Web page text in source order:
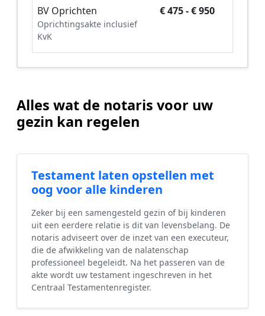
BV Oprichten
Oprichtingsakte inclusief
KvK
€ 475 - € 950
Alles wat de notaris voor uw
gezin kan regelen
Testament laten opstellen met
oog voor alle kinderen
Zeker bij een samengesteld gezin of bij kinderen
uit een eerdere relatie is dit van levensbelang. De
notaris adviseert over de inzet van een executeur,
die de afwikkeling van de nalatenschap
professioneel begeleidt. Na het passeren van de
akte wordt uw testament ingeschreven in het
Centraal Testamentenregister.